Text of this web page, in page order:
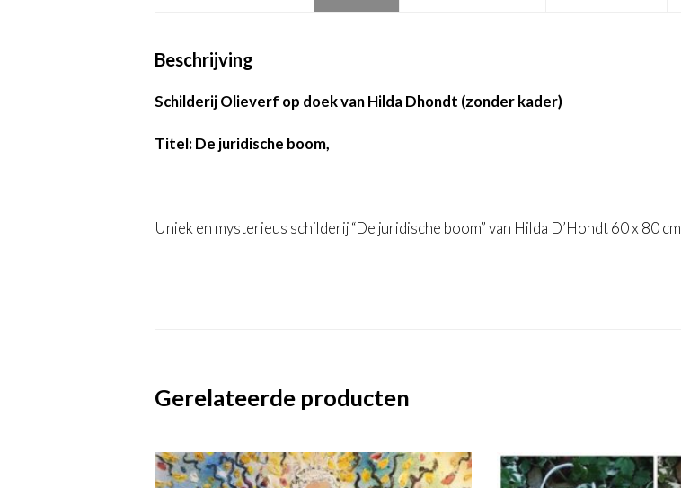
Beschrijving
Schilderij Olieverf op doek van Hilda Dhondt (zonder kader)
Titel: De juridische boom,
Uniek en mysterieus schilderij “De juridische boom” van Hilda D’Hondt 60 x 80 cm
Gerelateerde producten